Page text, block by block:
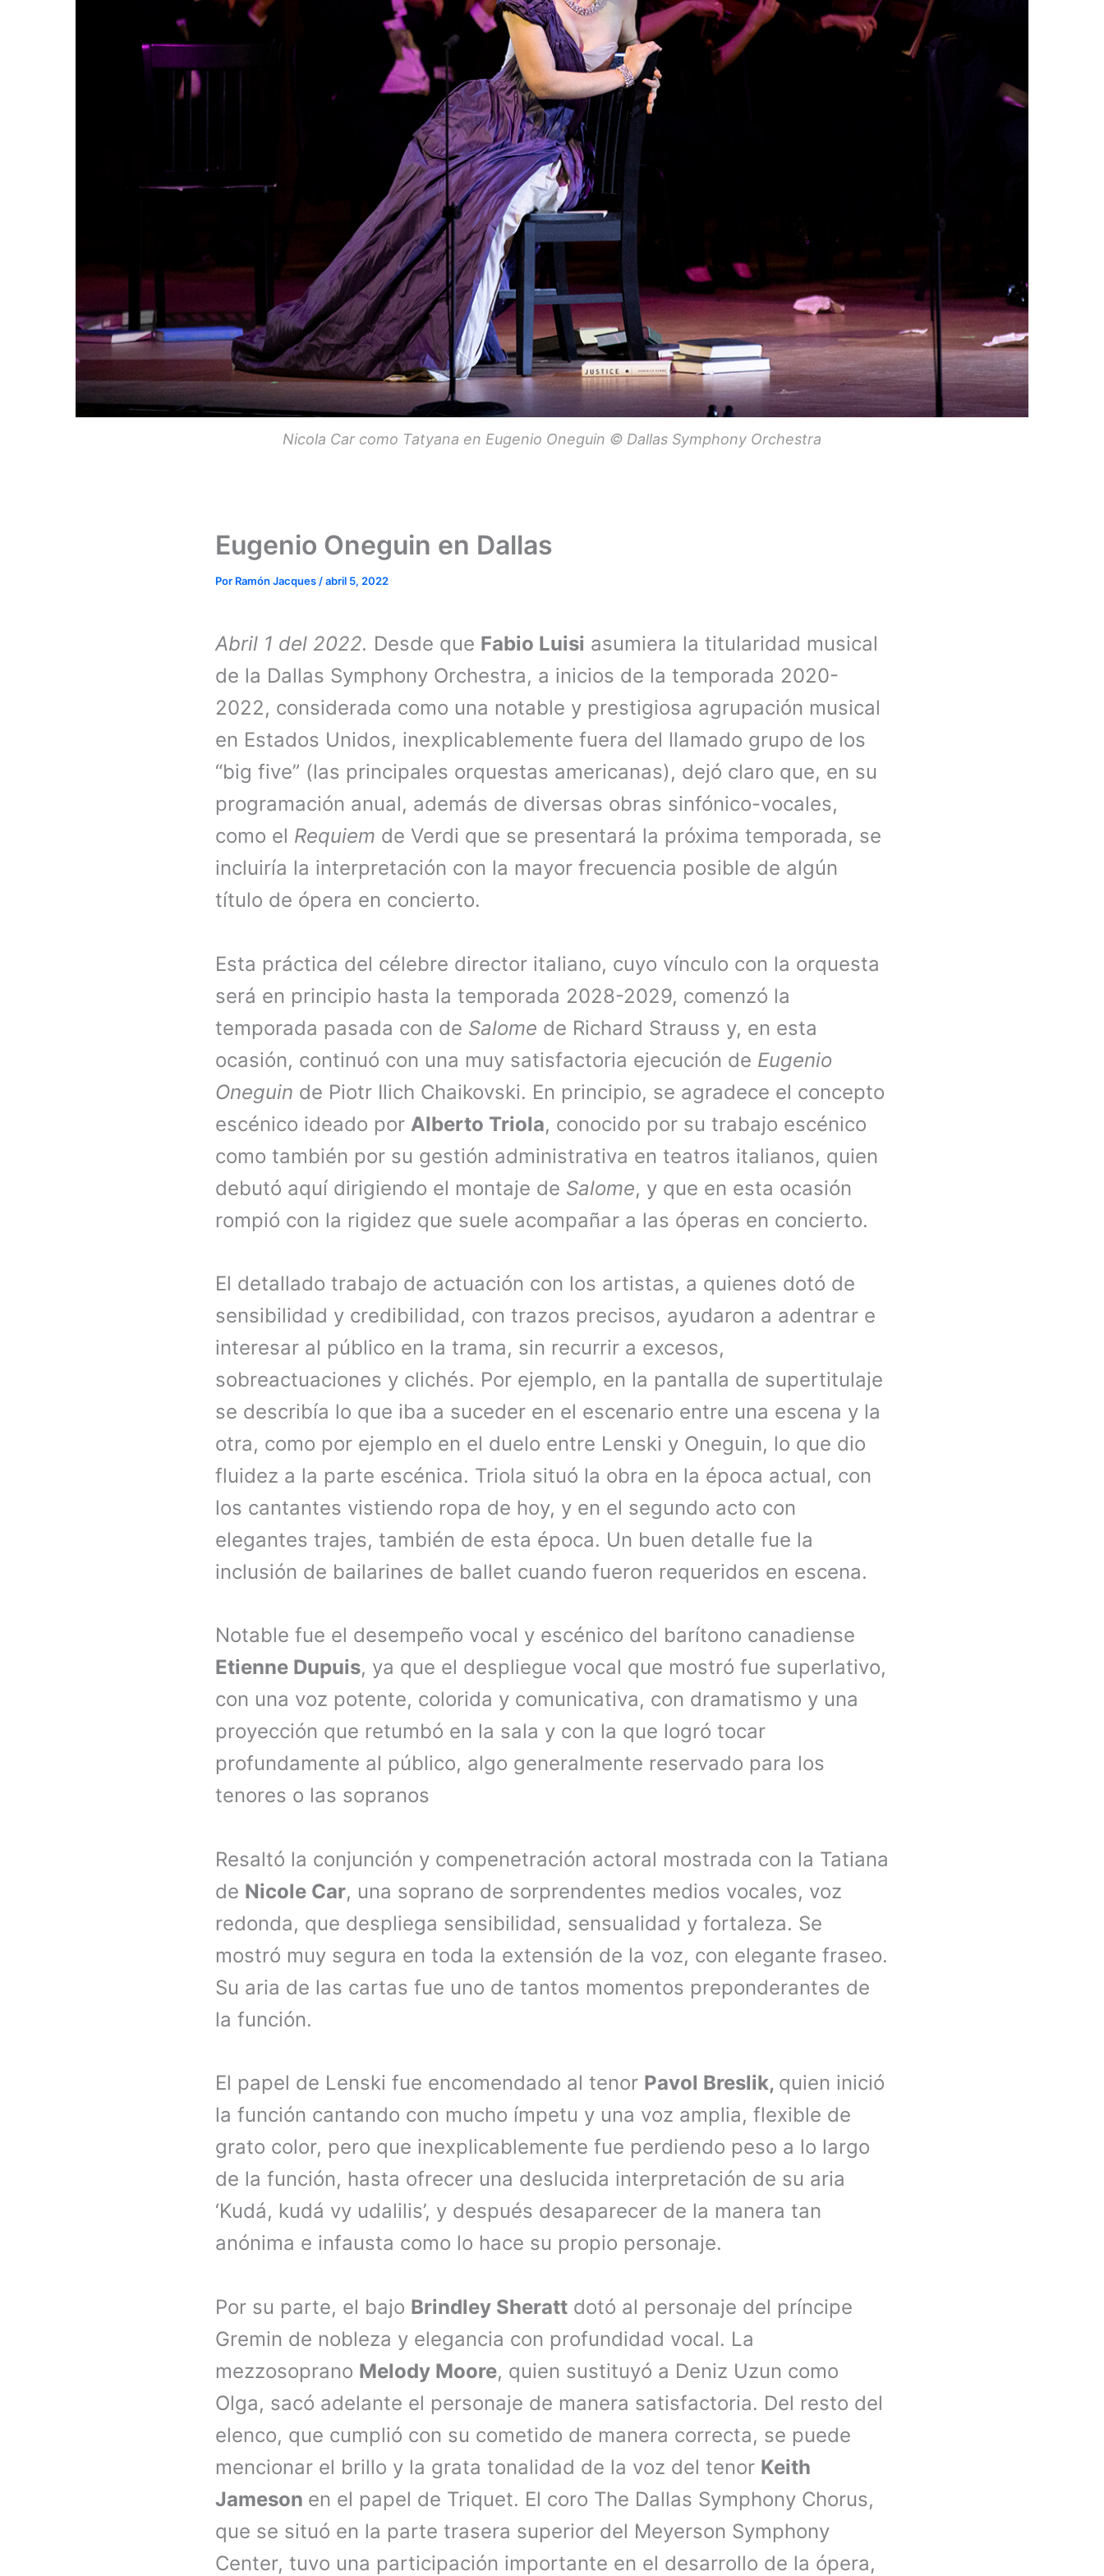
Nicola Car como Tatyana en Eugenio Oneguin © Dallas Symphony Orchestra
Eugenio Oneguin en Dallas
Por Ramón Jacques/abril 5, 2022
Abril 1 del 2022. Desde que Fabio Luisi asumiera la titularidad musical
de la Dallas Symphony Orchestra, a inicios de la temporada 2020-
2022, considerada como una notable y prestigiosa agrupación musical
en Estados Unidos, inexplicablemente fuera del llamado grupo de los
“big five” (las principales orquestas americanas), dejó claro que, en su
programación anual, además de diversas obras sinfónico-vocales,
como el Requiem de Verdi que se presentará la próxima temporada, se
incluiría la interpretación con la mayor frecuencia posible de algún
título de ópera en concierto.
Esta práctica del célebre director italiano, cuyo vínculo con la orquesta
será en principio hasta la temporada 2028-2029, comenzó la
temporada pasada con de Salome de Richard Strauss y, en esta
ocasión, continuó con una muy satisfactoria ejecución de Eugenio
Oneguin de Piotr Ilich Chaikovski. En principio, se agradece el concepto
escénico ideado por Alberto Triola, conocido por su trabajo escénico
como también por su gestión administrativa en teatros italianos, quien
debutó aquí dirigiendo el montaje de Salome, y que en esta ocasión
rompió con la rigidez que suele acompañar a las óperas en concierto.
El detallado trabajo de actuación con los artistas, a quienes dotó de
sensibilidad y credibilidad, con trazos precisos, ayudaron a adentrar e
interesar al público en la trama, sin recurrir a excesos,
sobreactuaciones y clichés. Por ejemplo, en la pantalla de supertitulaje
se describía lo que iba a suceder en el escenario entre una escena y la
otra, como por ejemplo en el duelo entre Lenski y Oneguin, lo que dio
fluidez a la parte escénica. Triola situó la obra en la época actual, con
los cantantes vistiendo ropa de hoy, y en el segundo acto con
elegantes trajes, también de esta época. Un buen detalle fue la
inclusión de bailarines de ballet cuando fueron requeridos en escena.
Notable fue el desempeño vocal y escénico del barítono canadiense
Etienne Dupuis, ya que el despliegue vocal que mostró fue superlativo,
con una voz potente, colorida y comunicativa, con dramatismo y una
proyección que retumbó en la sala y con la que logró tocar
profundamente al público, algo generalmente reservado para los
tenores o las sopranos
Resaltó la conjunción y compenetración actoral mostrada con la Tatiana
de Nicole Car, una soprano de sorprendentes medios vocales, voz
redonda, que despliega sensibilidad, sensualidad y fortaleza. Se
mostró muy segura en toda la extensión de la voz, con elegante fraseo.
Su aria de las cartas fue uno de tantos momentos preponderantes de
la función.
El papel de Lenski fue encomendado al tenor Pavol Breslik, quien inició
la función cantando con mucho ímpetu y una voz amplia, flexible de
grato color, pero que inexplicablemente fue perdiendo peso a lo largo
de la función, hasta ofrecer una deslucida interpretación de su aria
‘Kudá, kudá vy udalilis’, y después desaparecer de la manera tan
anónima e infausta como lo hace su propio personaje.
Por su parte, el bajo Brindley Sheratt dotó al personaje del príncipe
Gremin de nobleza y elegancia con profundidad vocal. La
mezzosoprano Melody Moore, quien sustituyó a Deniz Uzun como
Olga, sacó adelante el personaje de manera satisfactoria. Del resto del
elenco, que cumplió con su cometido de manera correcta, se puede
mencionar el brillo y la grata tonalidad de la voz del tenor Keith
Jameson en el papel de Triquet. El coro The Dallas Symphony Chorus,
que se situó en la parte trasera superior del Meyerson Symphony
Center, tuvo una participación importante en el desarrollo de la ópera,